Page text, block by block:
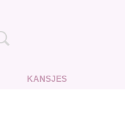
KANSJES